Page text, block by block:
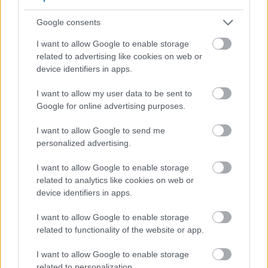
Google consents
I want to allow Google to enable storage
related to advertising like cookies on web or
device identifiers in apps.
I want to allow my user data to be sent to
Google for online advertising purposes.
I want to allow Google to send me
personalized advertising.
I want to allow Google to enable storage
related to analytics like cookies on web or
device identifiers in apps.
I want to allow Google to enable storage
related to functionality of the website or app.
I want to allow Google to enable storage
For å få mest mulig nytte, knus rå hvitløk og la den
stå i 10 minutter for å aktivere allicin. Matlaging
under 140°F bevarer de bioaktive stoffene.
Sammenkobling med matvarer rike på vitamin C
øker absorpsjonen av svovelforbindelser.
Regelmessig inkludert hvitløk i måltider kan støtte
langsiktig betennelsesreduksjon. Dette er uten
Kreftbekjempende forbindelser i
hvitløk
Hvitløk har forbindelser som bidrar til å bekjempe
kreft ved å stoppe svulster fra å vokse. Studier viser
at dens svovelrike deler, som allicin og diallyldisulfid
(DADS), kan bremse svulstveksten. En studie på